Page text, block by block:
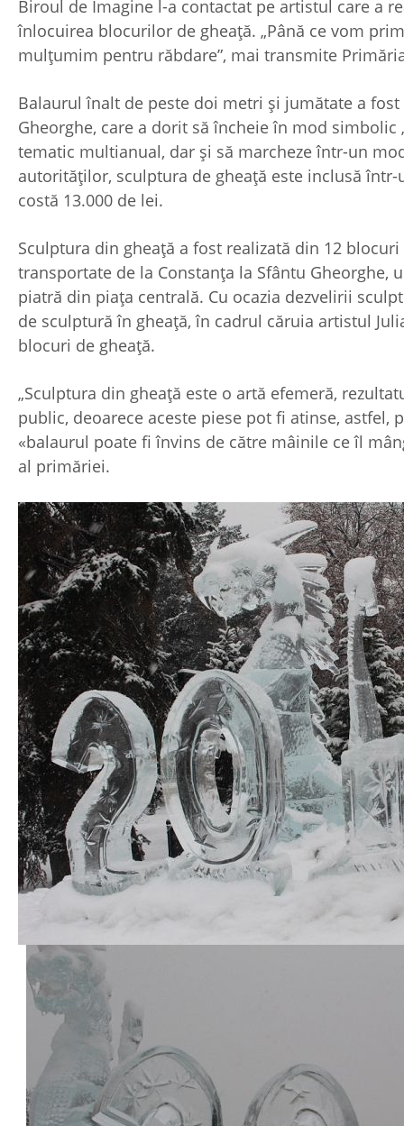
Biroul de Imagine l-a contactat pe artistul care a
înlocuirea blocurilor de gheaţă. „Până ce vom
mulțumim pentru răbdare”, mai transmite
Balaurul înalt de peste doi metri şi jumătate a
Gheorghe, care a dorit să încheie în mod
tematic multianual, dar şi să marcheze într-un
autorităţilor, sculptura de gheață este inclusă
costă 13.000 de lei.
Sculptura din gheață a fost realizată din 12
transportate de la Constanța la Sfântu Gheorghe,
piatră din piața centrală. Cu ocazia dezvelirii
de sculptură în gheață, în cadrul căruia artistul
blocuri de gheață.
„Sculptura din gheață este o artă efemeră,
public, deoarece aceste piese pot fi atinse, astfel,
«balaurul poate fi învins de către mâinile ce îl
al primăriei.